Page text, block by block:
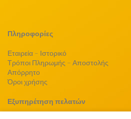
Πληροφορίες
Εταιρεία – Ιστορικό
Τρόποι Πληρωμής – Αποστολής
Απόρρητο
Όροι χρήσης
Εξυπηρέτηση πελατών